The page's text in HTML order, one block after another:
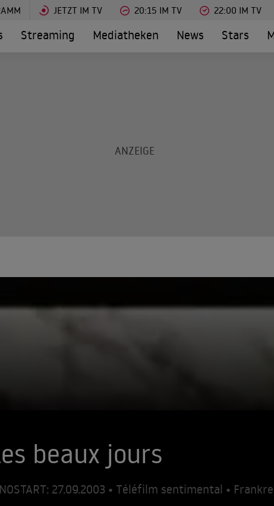
JETZT IM TV 20:15 IM TV 22:00 IM TV
Streaming Mediatheken News Stars
beaux jours
27.09.2003 • Téléfilm sentimental •